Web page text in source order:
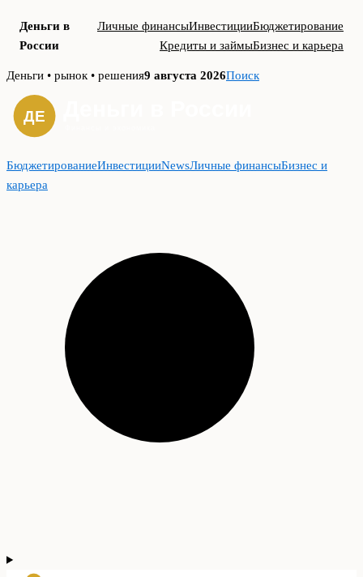
Деньги в
России
Личные финансыИнвестицииБюджетирование
Кредиты и займыБизнес и карьера
Skip
content
Деньги • рынок • решения9 августа 2026Поиск
БюджетированиеИнвестицииNewsЛичные финансыБизнес и
карьера